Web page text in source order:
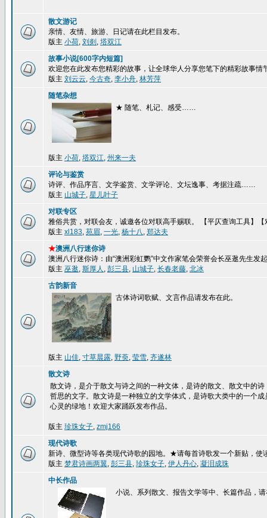
散文游记
亲情、友情、旅游、日记请在此栏目发布。
版主 小荷, 刘剡 , 塔双江
故事小说[600字内短篇]
欢迎您在此发布您精彩的故事，让全球华人分享您笔下的精彩故事情
版主 刘云云, 今古奇, 李小舟, 林芳萍
随笔杂想
★ 随笔、札记、感受……
版主 小荷, 塔双江, 州来一夫
评论与鉴赏
诗评、作品序言、文学鉴赏、文学评论、文坛逸事、考据注疏……
版主 山城子, 星儿叶子
对联专区
雅俗共赏，对联会友，诚邀各位对联高手赐联。 【平仄查询工具】【
版主 xl183, 苑眉, 一光, 杨十八, 郑达夫
★澳洲八行迷你诗
澳洲八行迷你诗：由“澳洲彩虹鹦”中文作家笔会荣誉会长巫逖先生发
版主 巫逖, 斯厚人 , 彭三县, 山城子, 长春老藤, 北冰
古韵新音
古体诗词歌赋、文言作品请发布在此。
版主 山佳, 寸草晨露, 野萸, 莹雪, 齐遂林
散文诗
散文诗，是介于散文与诗之间的一种文体，是诗的散文、散文中的
哲思的文字。散文诗是一种独立的文学体式，是诗歌大类中的一个
心灵的绿地！欢迎大家踊跃发布作品。
版主 珍珠女子, zmj166
现代诗歌
新诗、微型诗等各类现代诗歌的园地。★请每首诗歌发一个新贴，使
版主 梦君诗画两翼, 彭三县, 珍珠女子, 伊人丹心, 凝泪成珠
中长作品
小说、系列散文、报告文学等中、长篇作品，